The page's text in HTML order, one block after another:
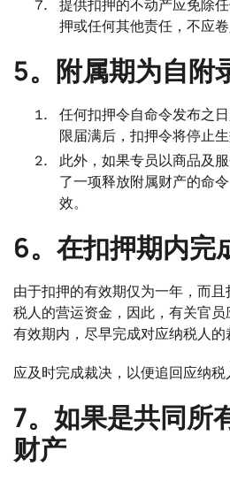
提供扣押的不动产应免除
押或任何其他责任，不应卷
5。附属期为自附
任何扣押令自命令发布之
限届满后，扣押令将停止生
此外，如果专员以商品及
了一项释放附属财产的命
效。
6。在扣押期内完
由于扣押的有效期仅为一年，而
税人的营运资金，因此，有关官
有效期内，尽早完成对应纳税人的
应及时完成裁决，以便追回应纳税
7。如果是共同所
财产